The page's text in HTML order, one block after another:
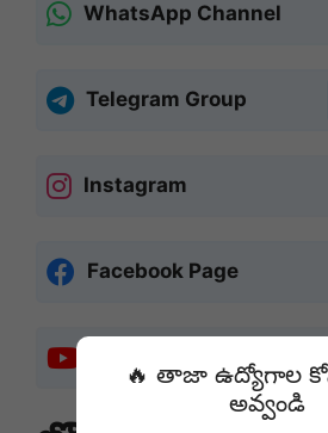
WhatsApp Channel
Telegram Group
Instagram
Facebook Page
YouTube Channel
🔥 తాజా ఉద్యోగాల
అవ్వండి